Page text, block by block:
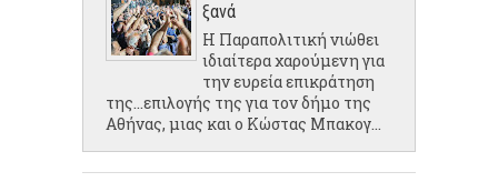
ξανά
Η Παραπολιτική νιώθει
ιδιαίτερα χαρούμενη για
την ευρεία επικράτηση
της...επιλογής της για τον δήμο της
Αθήνας, μιας και ο Κώστας Μπακογ...